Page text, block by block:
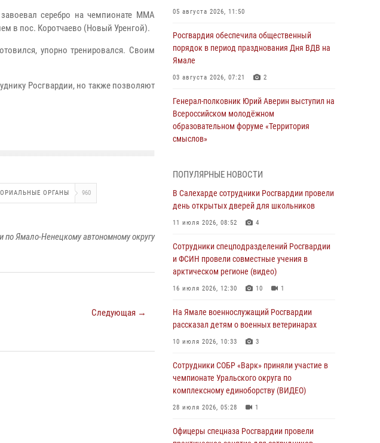
серебро на чемпионате ММА
в пос. Коротчаево (Новый Уренгой).
упорно тренировался. Своим
Росгвардии, но также позволяют
ОРГАНЫ 960
Ямало-Ненецкому автономному округу
Следующая →
05 августа 2026, 11:50
Росгвардия обеспечила общественный
порядок в период празднования Дня ВДВ на
Ямале
03 августа 2026, 07:21 2
Генерал-полковник Юрий Аверин выступил на
Всероссийском молодёжном
образовательном форуме «Территория
смыслов»
Директор Росгвардии Герой России генерал
армии Виктор Золотов поздравил
специалистов подразделений тыла с
профессиональным праздником
Сотрудники СОБР «Варк» повышают боевое
мастерство на Ямале
30 июля 2026, 09:34 1
Офицеры спецназа Росгвардии провели
практическое занятие для сотрудников
прокуратуры на Ямале
В Уральском округе Росгвардии состоялось
заседание оперативного штаба
29 июля 2026, 10:39
Сотрудники СОБР «Варк» приняли участие в
ПОПУЛЯРНЫЕ НОВОСТИ
В Салехарде сотрудники Росгвардии провели
день открытых дверей для школьников
11 июля 2026, 08:52 4
Сотрудники спецподразделений Росгвардии
и ФСИН провели совместные учения в
арктическом регионе (видео)
16 июля 2026, 12:30 10 1
На Ямале военнослужащий Росгвардии
рассказал детям о военных ветеринарах
10 июля 2026, 10:33 3
Сотрудники СОБР «Варк» приняли участие в
чемпионате Уральского округа по
комплексному единоборству (ВИДЕО)
28 июля 2026, 05:28 1
Офицеры спецназа Росгвардии провели